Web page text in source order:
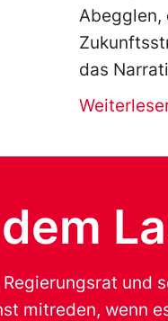
Abegglen,
das
und
mitreden, wenn